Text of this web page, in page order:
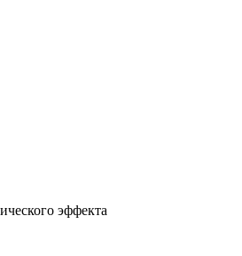
эффекта